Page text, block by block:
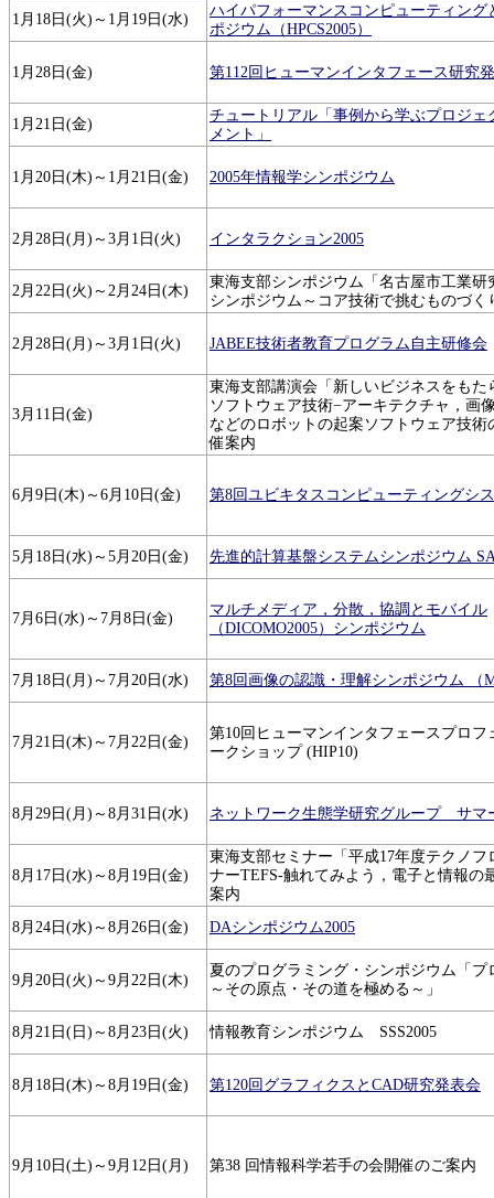
1月18日(火)～1月19日(水)
ハイパフォーマンスコンピューティング
ポジウム（HPCS2005）
1月28日(金) 第112回ヒューマンインタフェース研究
1月21日(金)
チュートリアル「事例から学ぶプロジェ
メント」
1月20日(木)～1月21日(金) 2005年情報学シンポジウム
2月28日(月)～3月1日(火) インタラクション2005
2月22日(火)～2月24日(木)
東海支部シンポジウム「名古屋市工業研
シンポジウム～コア技術で挑むものづく
2月28日(月)～3月1日(火) JABEE技術者教育プログラム自主研修会
3月11日(金)
東海支部講演会「新しいビジネスをもた
ソフトウェア技術−アーキテクチャ，画
などのロボットの起案ソフトウェア技術
催案内
6月9日(木)～6月10日(金) 第8回ユビキタスコンピューティングシ
5月18日(水)～5月20日(金) 先進的計算基盤システムシンポジウム
7月6日(水)～7月8日(金)
マルチメディア，分散，協調とモバイル
（DICOMO2005）シンポジウム
7月18日(月)～7月20日(水) 第8回画像の認識・理解シンポジウム （
7月21日(木)～7月22日(金)
第10回ヒューマンインタフェースプロフ
ークショップ (HIP10)
8月29日(月)～8月31日(水) ネットワーク生態学研究グループ サマ
8月17日(水)～8月19日(金)
東海支部セミナー「平成17年度テクノフ
ナーTEFS-触れてみよう，電子と情報の
案内
8月24日(水)～8月26日(金)
DAシンポジウム2005
9月20日(火)～9月22日(木)
夏のプログラミング・シンポジウム「プ
～その原点・その道を極める～」
8月21日(日)～8月23日(火) 情報教育シンポジウム SSS2005
8月18日(木)～8月19日(金) 第120回グラフィクスとCAD研究発表会
9月10日(土)～9月12日(月) 第38 回情報科学若手の会開催のご案内